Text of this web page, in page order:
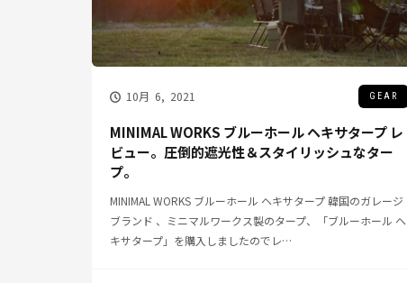
10月 6, 2021 GEAR
MINIMAL WORKS ブルーホール ヘキサタープ レ
ビュー。圧倒的遮光性＆スタイリッシュなター
プ。
MINIMAL WORKS ブルーホール ヘキサタープ 韓国のガレージ
ブランド 、ミニマルワークス製のタープ、「ブルーホール ヘ
キサタープ」を購入しましたのでレ…